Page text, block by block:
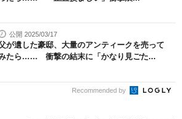
公開 2025/03/17
が遺した豪邸、大量のアンティークを売って
たら…… 衝撃の結末に「かなり見ごた...
Recommended by